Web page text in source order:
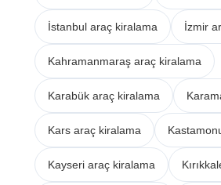
İstanbul araç kiralama İzmir
Kahramanmaraş araç kiralama
Karabük araç kiralama
Kars araç kiralama
Kayseri araç kiralama